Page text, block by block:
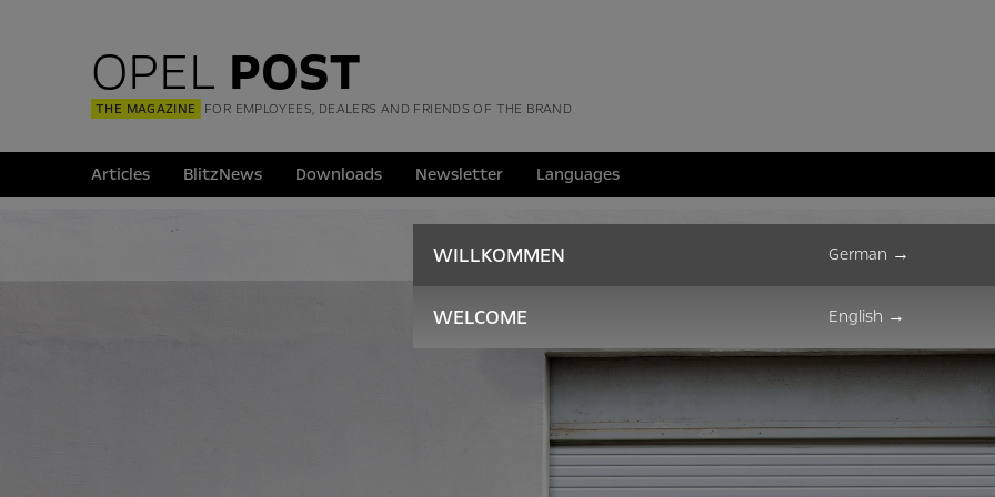
OPEL POST
THE MAGAZINE FOR EMPLOYEES, DEALERS AND FRIENDS OF THE BRAND
Articles BlitzNews Downloads Newsletter Languages
WILLKOMMEN German →
WELCOME English →